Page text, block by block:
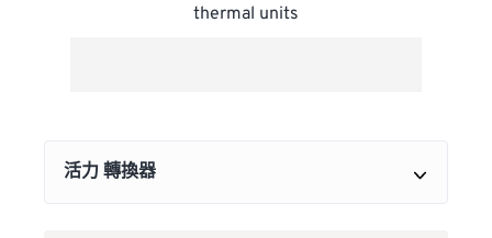
thermal units